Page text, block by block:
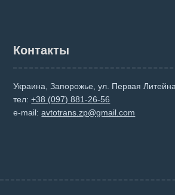
Контакты
Украина, Запорожье, ул. Первая
тел:+38 (097) 881-26-56
e-mail:avtotrans.zp@gmail.com